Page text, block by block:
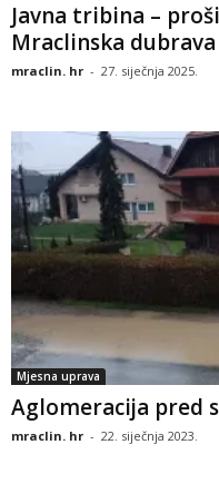
Javna tribina –
Mraclinska dubrava
mraclin. hr - 27. siječnja 2025.
Mjesna uprava
Aglomeracija pred
mraclin. hr - 22. siječnja 2023.